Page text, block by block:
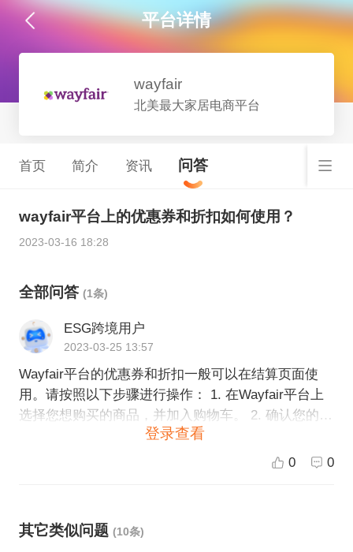
平台详情
wayfair
北美最大家居电商平台
首页 简介 资讯 问答
wayfair平台上的优惠券和折扣如何使用？
2023-03-16 18:28
全部问答 (1条)
ESG跨境用户
2023-03-25 13:57
Wayfair平台的优惠券和折扣一般可以在结算页面使
用。请按照以下步骤进行操作： 1. 在Wayfair平台上
选择您想购买的商品，并加入购物车。 2. 确认您的购
物车中的商品是否正确，然后单击“结算”。 3. 在结算
页面上，您将看到一个“使用优惠券”或“使用促销代码”
付。 请注意，不同的优惠券和折扣可能有不同的使用
登录查看
0 0
其它类似问题 (10条)